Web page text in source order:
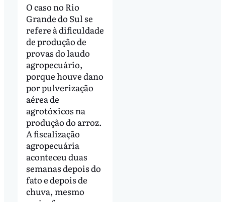
O caso no Rio
Grande do Sul se
refere à dificuldade
de produção de
provas do laudo
agropecuário,
porque houve dano
por pulverização
aérea de
agrotóxicos na
produção do arroz.
A fiscalização
agropecuária
aconteceu duas
semanas depois do
fato e depois de
chuva, mesmo